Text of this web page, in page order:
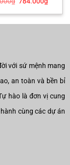
là:
hiện
tại
với sứ mệnh mang
an toàn và bền bỉ
hào là đơn vị cung
cùng các dự án